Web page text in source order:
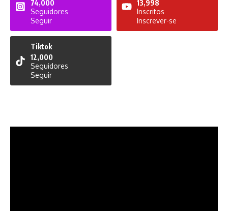
74,000
Seguidores
Seguir
13,998
Inscritos
Inscrever-se
Tiktok
12,000
Seguidores
Seguir